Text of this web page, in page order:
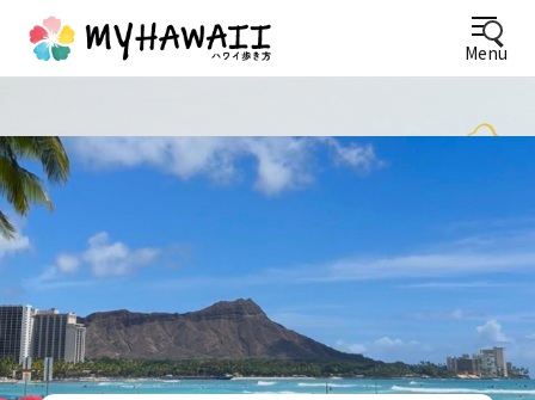
Menu